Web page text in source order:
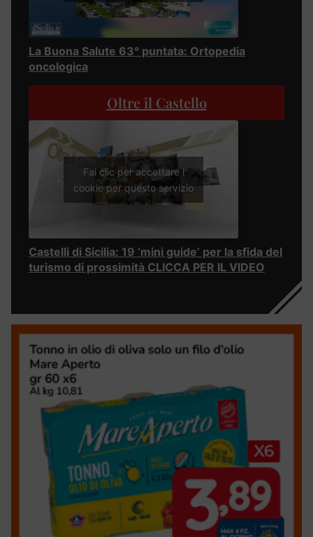
La Buona Salute 63° puntata: Ortopedia
oncologica
Oltre il Castello
Fai clic per accettare i
cookie per questo servizio
Castelli di Sicilia: 19 ‘mini guide’ per la sfida del
turismo di prossimità CLICCA PER IL VIDEO